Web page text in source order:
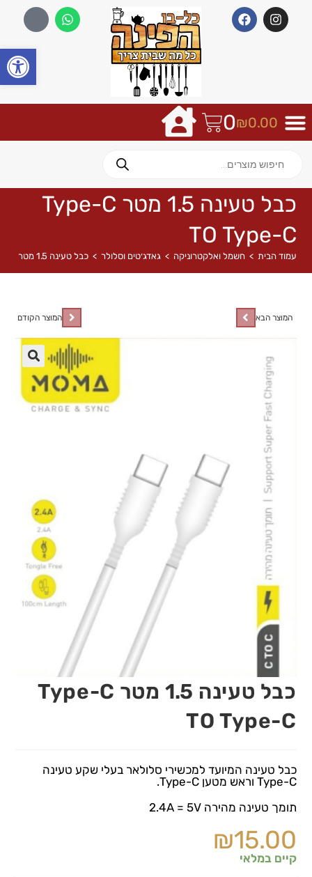
₪0.00
0
כבל טעינה 1.5 מטר Type-C
TO Type-C
עמוד הבית > חשמל ואלקטרוניקה > גאדג׳טים וסלולר > כבל טעינה 1.5 מטר Type-C TO Type-C
המוצר הקודם המוצר הבא
🔍
כבל טעינה 1.5 מטר Type-C
TO Type-C
כבל טעינה המיועד למכשירי סלולאר בעלי שקע טעינה
Type-C וראש מטען Type-C.
תומך טעינה מהירה 2.4A = 5V
₪15.00
קיים במלאי